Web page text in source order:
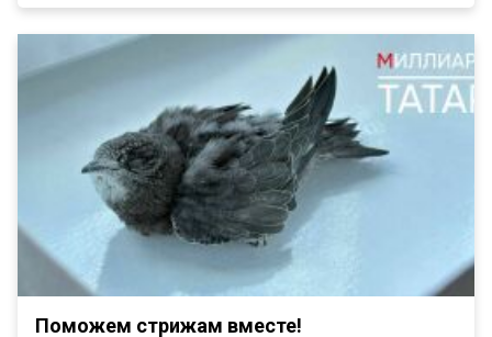
Поможем стрижам вместе!